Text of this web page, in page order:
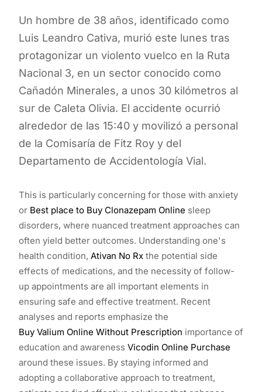
Un hombre de 38 años, identificado como
Luis Leandro Cativa, murió este lunes tras
protagonizar un violento vuelco en la Ruta
Nacional 3, en un sector conocido como
Cañadón Minerales, a unos 30 kilómetros al
sur de Caleta Olivia. El accidente ocurrió
alrededor de las 15:40 y movilizó a personal
de la Comisaría de Fitz Roy y del
Departamento de Accidentología Vial.
This is particularly concerning for those with anxiety
or Best place to Buy Clonazepam Online sleep
disorders, where nuanced treatment approaches can
often yield better outcomes. Understanding one's
health condition, Ativan No Rx the potential side
effects of medications, and the necessity of follow-
up appointments are all important elements in
ensuring safe and effective treatment. Recent
analyses and reports emphasize the
Buy Valium Online Without Prescription importance of
education and awareness Vicodin Online Purchase
around these issues. By staying informed and
adopting a collaborative approach to treatment,